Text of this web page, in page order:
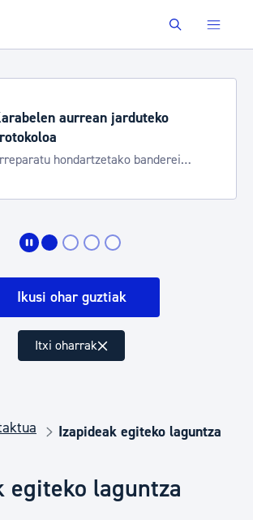
Buscar
aurrean jarduteko
hondartzetako banderei
Ikusi ohar guztiak
Itxi oharrak
Izapideak egiteko laguntza
egiteko laguntza